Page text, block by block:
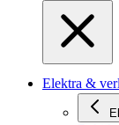
Elektra &